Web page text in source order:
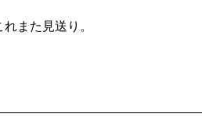
また見送り。